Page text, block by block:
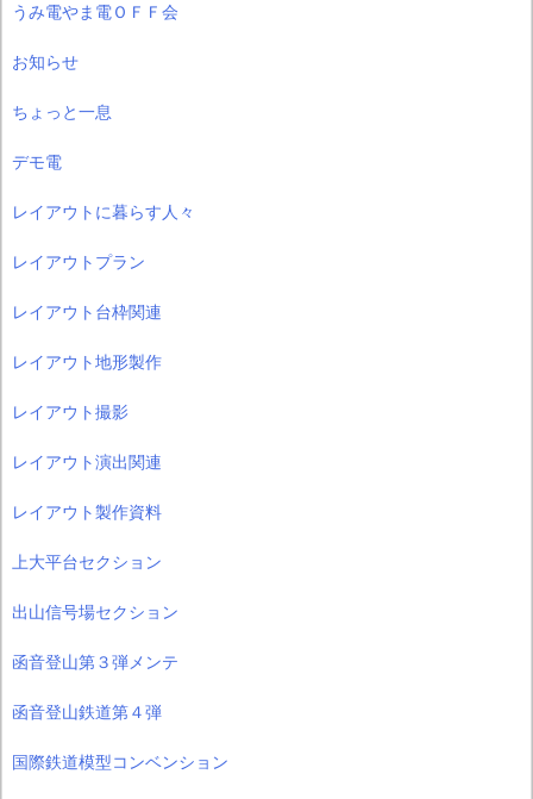
うみ電やま電ＯＦＦ会
お知らせ
ちょっと一息
デモ電
レイアウトに暮らす人々
レイアウトプラン
レイアウト台枠関連
レイアウト地形製作
レイアウト撮影
レイアウト演出関連
レイアウト製作資料
上大平台セクション
出山信号場セクション
函音登山第３弾メンテ
函音登山鉄道第４弾
国際鉄道模型コンベンション